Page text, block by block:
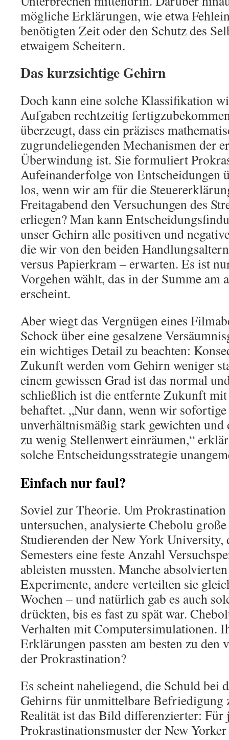
mögliche Erklärungen, wie etwa
benötigten Zeit oder den Schutz des
etwaigem Scheitern.
Das kurzsichtige Gehirn
Doch kann eine solche Klassifikation
Aufgaben rechtzeitig
überzeugt, dass ein präzises
zugrundeliegenden Mechanismen der
Überwindung ist. Sie formuliert
Aufeinanderfolge von Entscheidungen
los, wenn wir am für die
Freitagabend den Versuchungen des
erliegen? Man kann
unser Gehirn alle positiven und
die wir von den beiden
versus Papierkram – erwarten. Es ist
Vorgehen wählt, das in der Summe am
erscheint.
Aber wiegt das Vergnügen eines
Schock über eine gesalzene
ein wichtiges Detail zu beachten:
Zukunft werden vom Gehirn weniger
einem gewissen Grad ist das normal
schließlich ist die entfernte Zukunft
behaftet. „Nur dann, wenn wir
unverhältnismäßig stark gewichten
zu wenig Stellenwert einräumen,“
solche Entscheidungsstrategie
Einfach nur faul?
Soviel zur Theorie. Um
untersuchen, analysierte Chebolu
Studierenden der New York University,
Semesters eine feste Anzahl
ableisten mussten. Manche
Experimente, andere verteilten sie
Wochen – und natürlich gab es auch
drückten, bis es fast zu spät war.
Verhalten mit Computersimulationen.
Erklärungen passten am besten zu den
der Prokrastination?
Es scheint naheliegend, die Schuld bei
Gehirns für unmittelbare Befriedigung
Realität ist das Bild differenzierter: Für
Prokrastinationsmuster der New